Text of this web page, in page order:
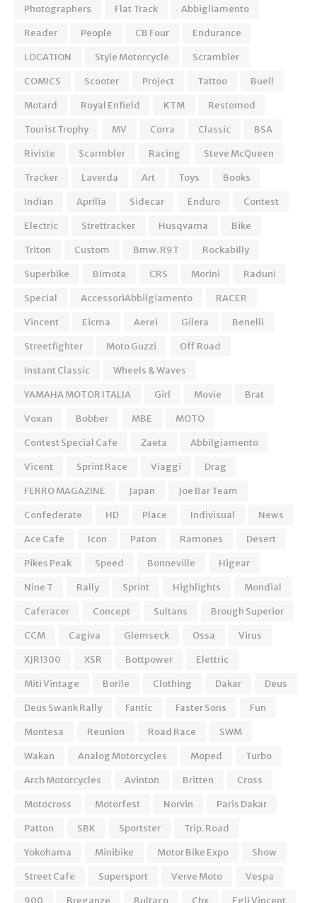
Photographers
Flat Track
Abbigliamento
Reader
People CB Four
Endurance
LOCATION
Style Motorcycle
Scrambler
COMICS
Scooter Project Tattoo
Buell
Motard
Royal Enfield KTM
Restomod
Tourist Trophy
MV Corra Classic
BSA
Riviste
Scarmbler Racing
Steve McQueen
Tracker
Laverda Art Toys
Books
Indian
Aprilia Sidecar Enduro
Contest
Electric
Strettracker Husqvarna
Bike
Triton
Custom Bmw. R9T
Rockabilly
Superbike
Bimota CRS Morini
Raduni
Special
AccessoriAbbilgiamento
RACER
Vincent
Eicma Aerei Gilera
Benelli
Streetfighter
Moto Guzzi
Off Road
Instant Classic
Wheels & Waves
YAMAHA MOTOR ITALIA
Girl Movie
Brat
Voxan
Bobber MBE
MOTO
Contest Special Cafe
Zaeta
Abbilgiamento
Vicent
Sprint Race Viaggi
Drag
FERRO MAGAZINE
Japan
Joe Bar Team
Confederate
HD Place Indivisual
News
Ace Cafe
Icon Paton Ramones
Desert
Pikes Peak
Speed Bonneville
Higear
Nine T
Rally Sprint Highlights
Mondial
Caferacer
Concept Sultans
Brough Superior
CCM
Cagiva Glemseck Ossa
Virus
XJR1300
XSR Bottpower
Elettric
Miti Vintage
Borile Clothing Dakar
Deus
Deus Swank Rally
Fantic Faster Sons
Fun
Montesa
Reunion Road Race
SWM
Wakan
Analog Motorcycles Moped
Turbo
Arch Motorcycles
Avinton Britten
Cross
Motocross
Motorfest Norvin
Paris Dakar
Patton
SBK Sportster
Trip. Road
Yokohama
Minibike Motor Bike Expo
Show
Street Cafe
Supersport Verve Moto
Vespa
900
Breganze Bultaco Cbx Egli Vincent